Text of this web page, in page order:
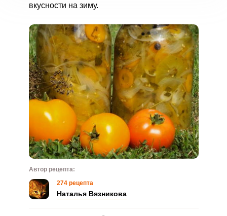
вкусности на зиму.
Автор рецепта:
274 рецепта
Наталья Вязникова